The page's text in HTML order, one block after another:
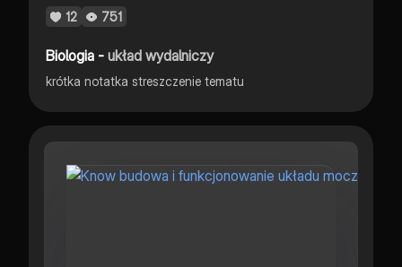
12 751
Biologia -układ wydalniczy
krótka notatka streszczenie tematu